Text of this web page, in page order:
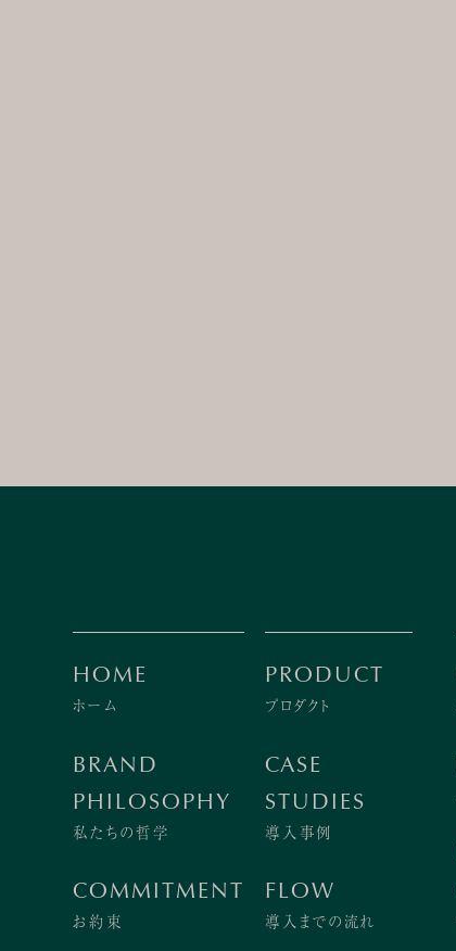
HOME
ホーム
BRAND
PHILOSOPHY
私たちの哲学
COMMITMENT
お約束
PRODUCT
プロダクト
CASE
STUDIES
導入事例
FLOW
導入までの流れ